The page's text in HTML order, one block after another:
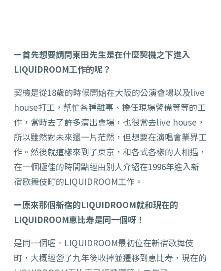
ー首先想要請問東田先生是在什麼契機之下進入
LIQUIDROOM工作的呢？
契機是從18歲的時候開始在大阪的公演會場以及live
house打工，幫忙各種雜事、擔任現場警備等等的工
作，當時去了許多演出會場，也很常去live house，
所以雖然對未來還一片茫然，但想要在演唱會業界工
作。然後就這樣來到了東京，和各式各樣的人相遇，
在一個極佳的時間點經由別人介紹在1996年進入新
宿歌舞伎町的LIQUIDROOM工作。
ー原來那個新宿的LIQUIDROOM就和現在的
LIQUIDROOM恵比寿是同一個呀！
是同一個喔。LIQUIDROOM最初位在新宿歌舞伎
町，大概經營了九年後收掉並遷移到恵比寿，現在的